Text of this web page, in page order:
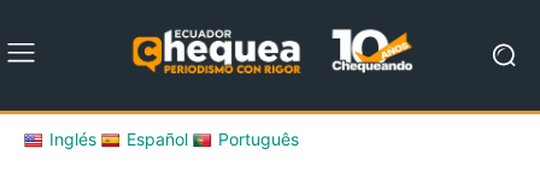
Inglés Español Português